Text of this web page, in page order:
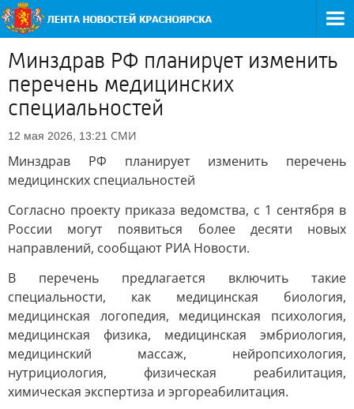
Минздрав РФ планирует изменить
перечень медицинских
специальностей
12 мая 2026, 13:21 СМИ
Минздрав РФ планирует изменить перечень
медицинских специальностей
Согласно проекту приказа ведомства, с 1 сентября в
России могут появиться более десяти новых
направлений, сообщают РИА Новости.
В перечень предлагается включить такие
специальности, как медицинская биология,
медицинская логопедия, медицинская психология,
медицинская физика, медицинская эмбриология,
медицинский массаж, нейропсихология,
нутрициология, физическая реабилитация,
химическая экспертиза и эргореабилитация.